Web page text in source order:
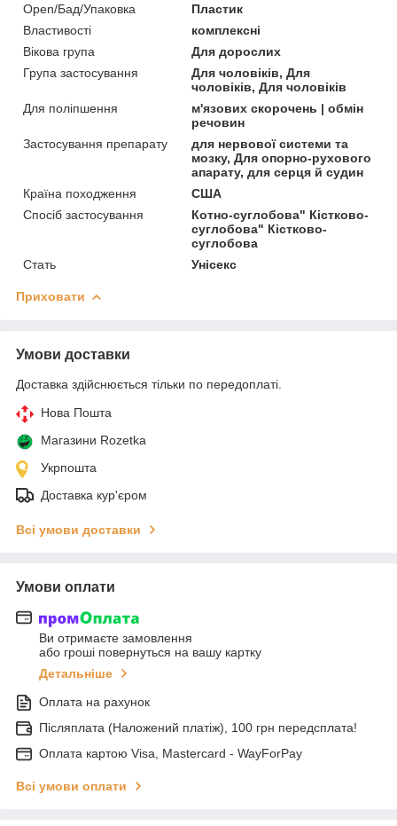
Open/Бад/Упаковка
Пластик
Властивості
комплексні
Вікова група
Для дорослих
Група застосування
Для чоловіків, Для
чоловіків, Для чоловіків
Для поліпшення
м'язових скорочень | обмін
речовин
Застосування препарату
для нервової системи та
мозку, Для опорно-рухового
апарату, для серця й судин
Країна походження
США
Спосіб застосування
Котно-суглобова" Кістково-
суглобова" Кістково-
суглобова
Стать
Унісекс
Приховати
Умови доставки
Доставка здійснюється тільки по передоплаті.
Нова Пошта
Магазини Rozetka
Укрпошта
Доставка кур'єром
Всі умови доставки
Умови оплати
Ви отримаєте замовлення
або гроші повернуться на вашу картку
Детальніше
Оплата на рахунок
Післяплата (Наложений платіж), 100 грн передсплата!
Оплата картою Visa, Mastercard - WayForPay
Всі умови оплати